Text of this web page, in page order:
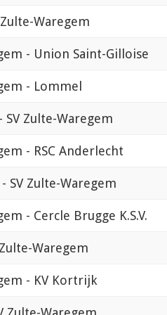
Zulte-Waregem
- Union Saint-Gilloise
- Lommel
SV Zulte-Waregem
- RSC Anderlecht
SV Zulte-Waregem
- Cercle Brugge K.S.V.
Waregem
- KV Kortrijk